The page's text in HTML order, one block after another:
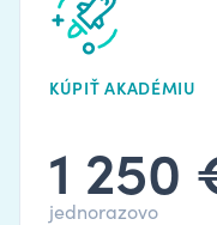
KÚPIŤ AKADÉMIU
1 250
jednorazovo